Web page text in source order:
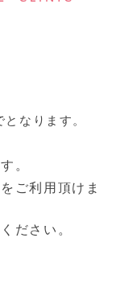
なります。
。
ご利用頂けま
ださい。